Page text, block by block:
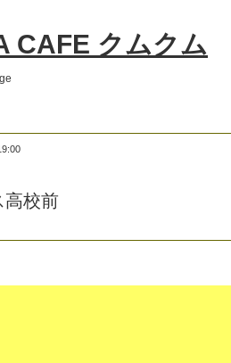
CAFE クムクム
高校前